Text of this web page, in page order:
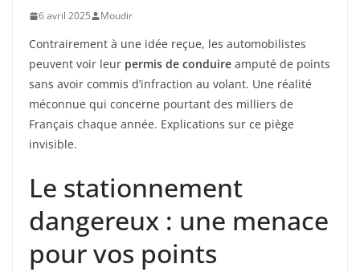
6 avril 2025 Moudir
Contrairement à une idée reçue, les automobilistes
peuvent voir leur permis de conduire amputé de points
sans avoir commis d’infraction au volant. Une réalité
méconnue qui concerne pourtant des milliers de
Français chaque année. Explications sur ce piège
invisible.
Le stationnement
dangereux : une menace
pour vos points